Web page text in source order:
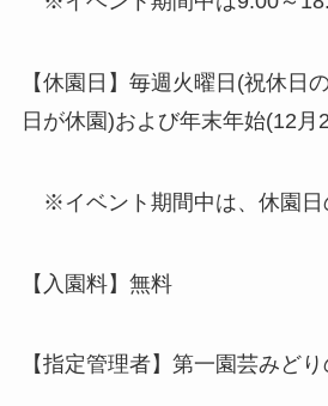
【休園日】毎週火曜日(祝休日
日が休園)および年末年始(12
※イベント期間中は、休園日
【入園料】無料
【指定管理者】第一園芸みど